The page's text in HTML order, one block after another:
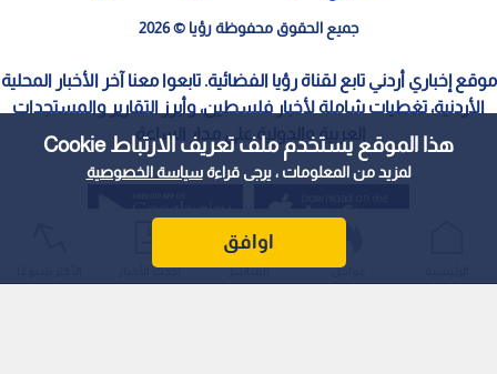
هذا الموقع يستخدم ملف تعريف الارتباط Cookie
لمزيد من المعلومات ، يرجى قراءةسياسة الخصوصية
اوافق
جميع الحقوق محفوظة رؤيا © 2026
موقع إخباري أردني تابع لقناة رؤيا الفضائية. تابعوا معنا آخر الأخبار المحلية
الأردنية، تغطيات شاملة لأخبار فلسطين، وأبرز التقارير والمستجدات
العربية والدولية على مدار الساعة.
عواجل المباشر أحدث الأخبار